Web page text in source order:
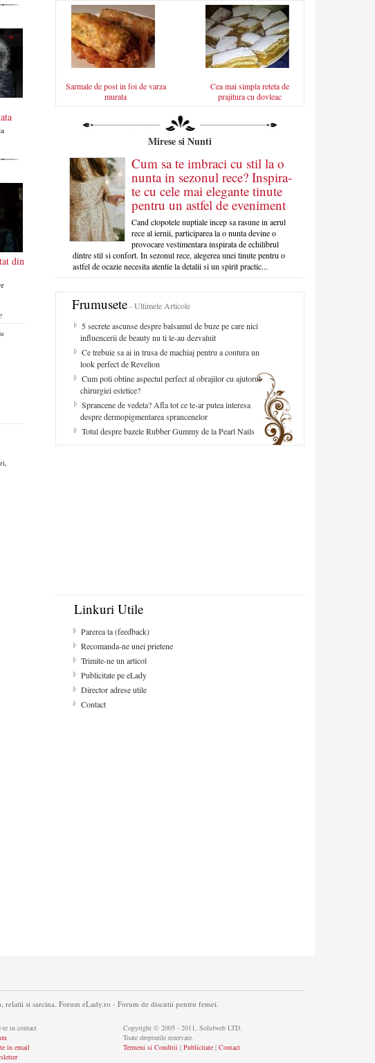
din
Sarmale de post in foi de varza
murata
Cea mai simpla reteta de
prajitura cu dovleac
Mirese si Nunti
Cum sa te imbraci cu stil la o
nunta in sezonul rece? Inspira-
te cu cele mai elegante tinute
pentru un astfel de eveniment
Cand clopotele nuptiale incep sa rasune in aerul
rece al iernii, participarea la o nunta devine o
provocare vestimentara inspirata de echilibrul
dintre stil si confort. In sezonul rece, alegerea unei tinute pentru o
astfel de ocazie necesita atentie la detalii si un spirit practic...
Frumusete- Ultimele Articole
5 secrete ascunse despre balsamul de buze pe care nici
influencerii de beauty nu ti le-au dezvaluit
Ce trebuie sa ai in trusa de machiaj pentru a contura un
look perfect de Revelion
Cum poti obtine aspectul perfect al obrajilor cu ajutorul
chirurgiei estetice?
Sprancene de vedeta? Afla tot ce te-ar putea interesa
despre dermopigmentarea sprancenelor
Totul despre bazele Rubber Gummy de la Pearl Nails
Linkuri Utile
Parerea ta (feedback)
Recomanda-ne unei prietene
Trimite-ne un articol
Publicitate pe eLady
Director adrese utile
Contact
si sarcina. Forum eLady.ro - Forum de discutii pentru femei.
te in contact
in email
Copyright © 2005 - 2011, Solidweb LTD.
Toate drepturile rezervate.
Termeni si Conditii| Publicitate| Contact